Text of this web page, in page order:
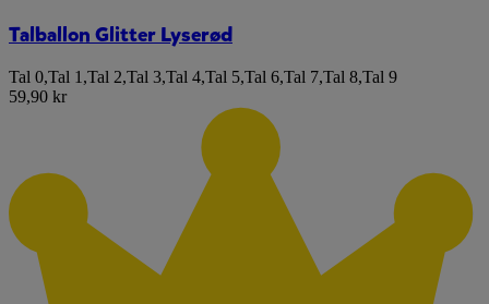
Talballon Glitter Lyserød
Tal 0,Tal 1 ,Tal 2,Tal 3,Tal 4,Tal 5,Tal 6,Tal 7,Tal 8,Tal 9
59,90 kr